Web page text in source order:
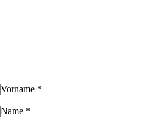
Vorname *
Name *